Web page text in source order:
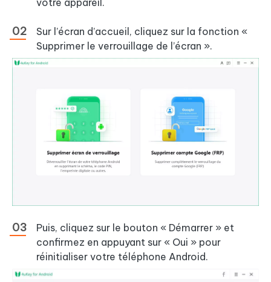
votre appareil.
Sur l’écran d’accueil, cliquez sur la fonction «
Supprimer le verrouillage de l’écran ».
Puis, cliquez sur le bouton « Démarrer » et
confirmez en appuyant sur « Oui » pour
réinitialiser votre téléphone Android.